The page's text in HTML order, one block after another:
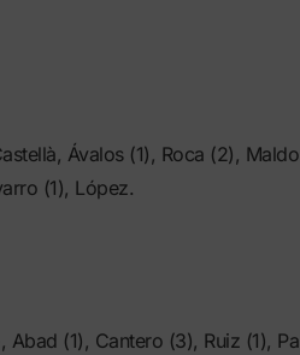
Ávalos (1), Roca (2),
(1), López.
Abad (1), Cantero (3), Ruiz (1),